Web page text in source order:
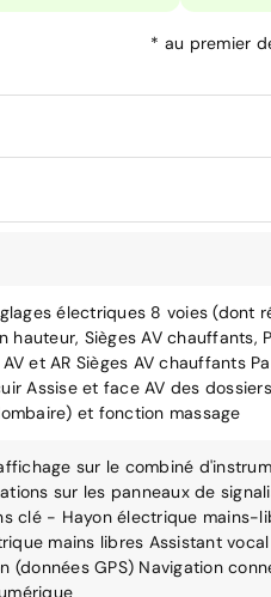
* au premier
électriques 8 voies (dont
hauteur, Sièges AV chauffants,
et AR Sièges AV chauffants
Assise et face AV des
et fonction massage
sur le combiné
sur les panneaux de
clé - Hayon électrique mains-
mains libres Assistant
(données GPS) Navigation